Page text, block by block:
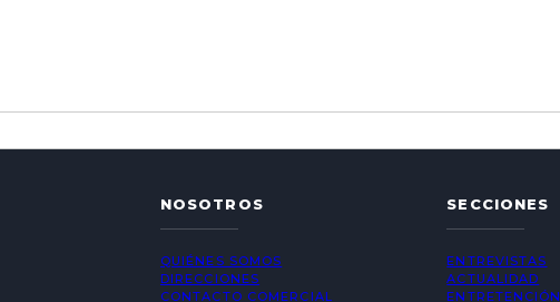
NOSOTROS
QUIÉNES SOMOS
DIRECCIONES
CONTACTO COMERCIAL
SECCIONES
ENTREVISTAS
ACTUALIDAD
ENTRETENCIÓN